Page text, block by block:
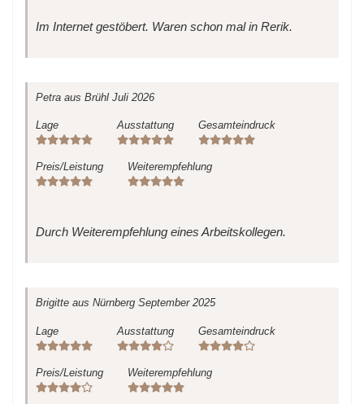
Im Internet gestöbert. Waren schon mal in Rerik.
Petra aus Brühl Juli 2026
Lage Ausstattung Gesamteindruck
Preis/Leistung Weiterempfehlung
Durch Weiterempfehlung eines Arbeitskollegen.
Brigitte aus Nürnberg September 2025
Lage Ausstattung Gesamteindruck
Preis/Leistung Weiterempfehlung